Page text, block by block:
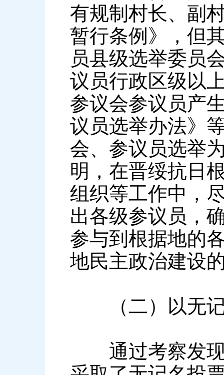
有规制村长、副
暂行条例》，但
员县级选举委员
议员行政区级以
参议会参议员产
议员选举办法》
会、参议员选举
明，在晋绥抗日
组织等工作中，
出各级参议员，
参与到根据地的
地民主政治建设
（二）以无记
通过考察发现